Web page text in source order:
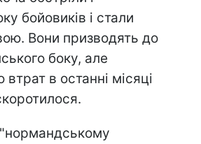
бойовиків і стали
Вони призводять до
боку, але
втрат в останні місяці